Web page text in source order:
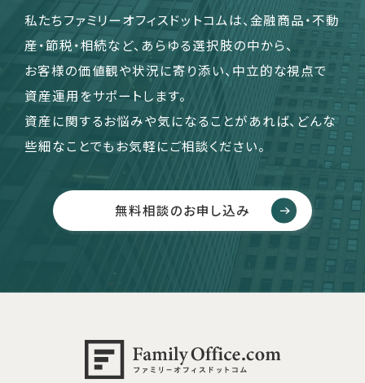
私たちファミリーオフィスドットコムは、金融商品・不動
産・節税・相続など、あらゆる選択肢の中から、
お客様の価値観や状況に寄り添い、中立的な視点で
資産運用をサポートします。
資産に関するお悩みや気になることがあれば、どんな
些細なことでもお気軽にご相談ください。
無料相談のお申し込み